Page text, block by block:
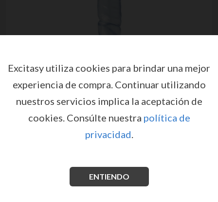
PENE DOBLE JR. DOUBLE
EAN: 782421124106
Excitasy utiliza cookies para brindar una mejor
experiencia de compra.Continuar utilizando
nuestros servicios implica la aceptación de
cookies.Consúlte nuestra política de
privacidad.
ENTIENDO